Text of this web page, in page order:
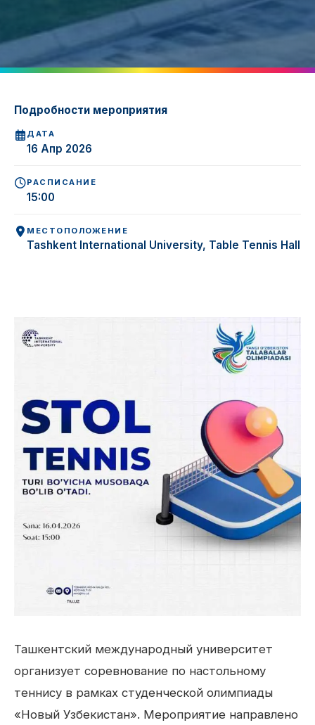
Подробности мероприятия
ДАТА
16 Апр 2026
РАСПИСАНИЕ
15:00
МЕСТОПОЛОЖЕНИЕ
Tashkent International University, Table Tennis Hall
Ташкентский международный университет
организует соревнование по настольному
теннису в рамках студенческой олимпиады
«Новый Узбекистан». Мероприятие направлено